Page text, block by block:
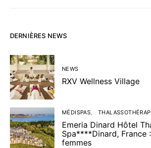
DERNIÈRES NEWS
NEWS
RXV Wellness Village
MÉDISPAS
Emeria Dinard Hôtel
Spa****Dinard, France
femmes